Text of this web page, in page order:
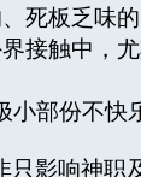
死板乏味
接触中，
部份不快
影响神